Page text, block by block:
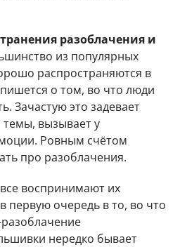
разоблачения и
из популярных
распространяются в
пишется о том, во что люди
Зачастую это задевает
вызывает у
Ровным счётом
про разоблачения.
воспринимают их
первую очередь в то, во что
нередко бывает